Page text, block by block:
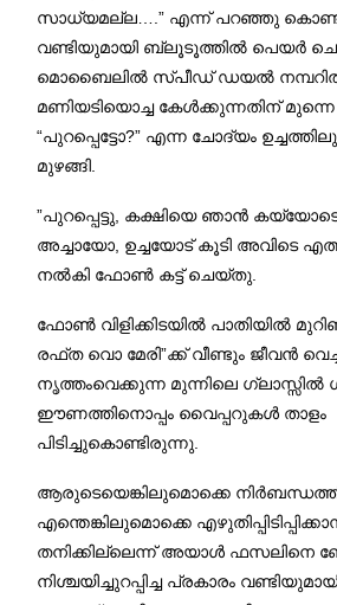
സാധ്യമല്ല….” എന്ന് പറഞ്ഞു
വണ്ടിയുമായി ബ്ലൂടൂത്തിൽ പെയർ
മൊബൈലിൽ സ്പീഡ് ഡയൽ
മണിയടിയൊച്ച കേൾക്കുന്നതിന്
“പുറപ്പെട്ടോ?” എന്ന ചോദ്യം
മുഴങ്ങി.
”പുറപ്പെട്ടു, കക്ഷിയെ ഞാൻ കയ്യോടെ
അച്ചായോ, ഉച്ചയോട് കൂടി അവിടെ
നൽകി ഫോൺ കട്ട് ചെയ്തു.
ഫോൺ വിളിക്കിടയിൽ പാതിയിൽ
രഫ്ത വൊ മേരി”ക്ക് വീണ്ടും ജീവൻ
നൃത്തംവെക്കുന്ന മുന്നിലെ ഗ്ലാസ്സിൽ
ഈണത്തിനൊപ്പം വൈപ്പറുകൾ താളം
പിടിച്ചുകൊണ്ടിരുന്നു.
ആരുടെയെങ്കിലുമൊക്കെ
എന്തെങ്കിലുമൊക്കെ
തനിക്കില്ലെന്ന് അയാൾ ഫസലിനെ
നിശ്ചയിച്ചുറപ്പിച്ച പ്രകാരം